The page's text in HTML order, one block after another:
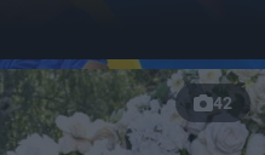
42